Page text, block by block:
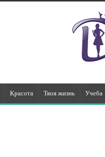
Красота Твоя жизнь Учеба